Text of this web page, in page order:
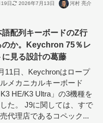
19日 2026年7月13日 河村 亮介
配列キーボードのZ行
のか。Keychron 75％レ
に見る設計の葛藤
11日、Keychronはロープ
メカニカルキーボード
K3 HE/K3 Ultra」の3機種を
た。 J9に関しては、すで
代理店であるコペック...